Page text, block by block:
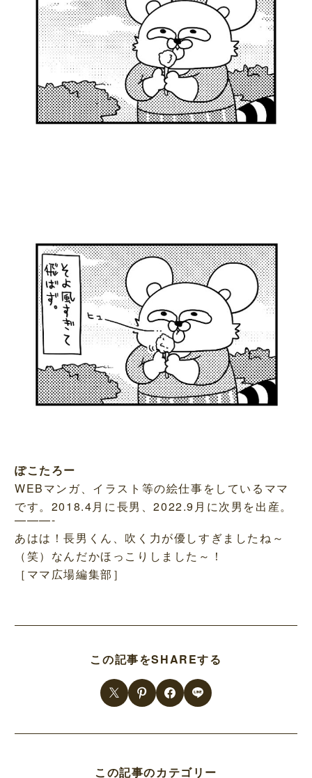
ぽこたろー
WEBマンガ、イラスト等の絵仕事をしているママ
です。2018.4月に長男、2022.9月に次男を出産。
———-
あはは！長男くん、吹く力が優しすぎましたね～
（笑）なんだかほっこりしました～！
［ママ広場編集部］
この記事をSHAREする
この記事のカテゴリー